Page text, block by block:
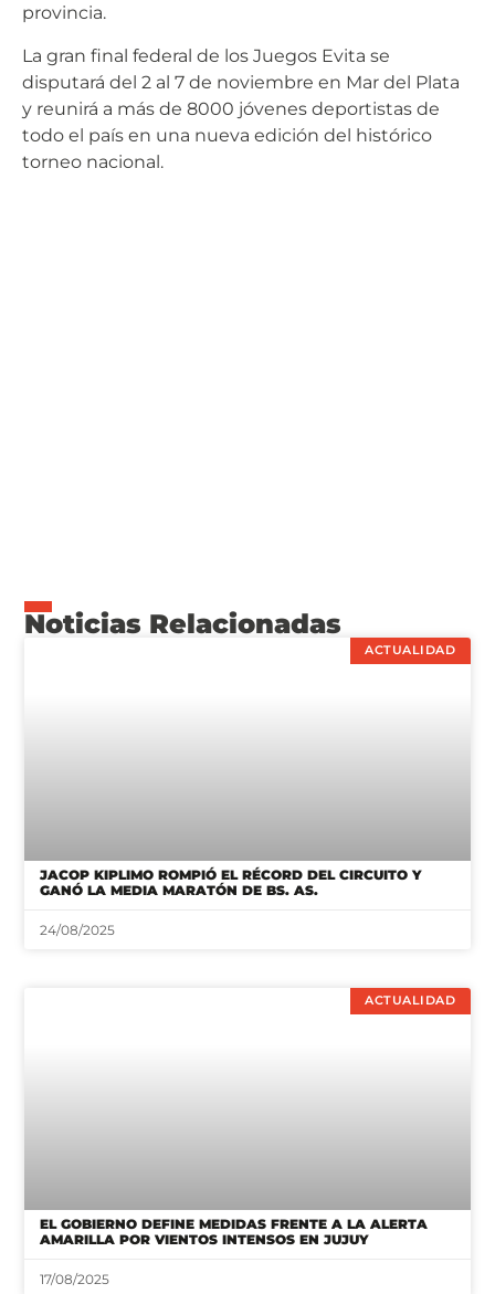
provincia.
La gran final federal de los Juegos Evita se
disputará del 2 al 7 de noviembre en Mar del Plata
y reunirá a más de 8000 jóvenes deportistas de
todo el país en una nueva edición del histórico
torneo nacional.
Noticias Relacionadas
ACTUALIDAD
JACOP KIPLIMO ROMPIÓ EL RÉCORD DEL CIRCUITO Y
GANÓ LA MEDIA MARATÓN DE BS. AS.
24/08/2025
ACTUALIDAD
EL GOBIERNO DEFINE MEDIDAS FRENTE A LA ALERTA
AMARILLA POR VIENTOS INTENSOS EN JUJUY
17/08/2025